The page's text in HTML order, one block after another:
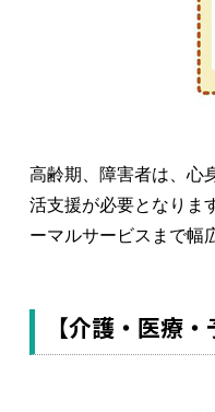
高齢期、障害者は、心
活支援が必要となりま
ーマルサービスまで幅
【介護・医療・